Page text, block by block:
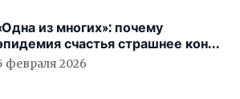
из многих»: почему
счастья страшнее конца
февраля 2026